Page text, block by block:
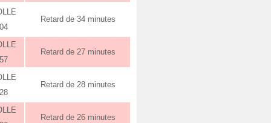
Retard de 34 minutes
Retard de 27 minutes
Retard de 28 minutes
Retard de 26 minutes